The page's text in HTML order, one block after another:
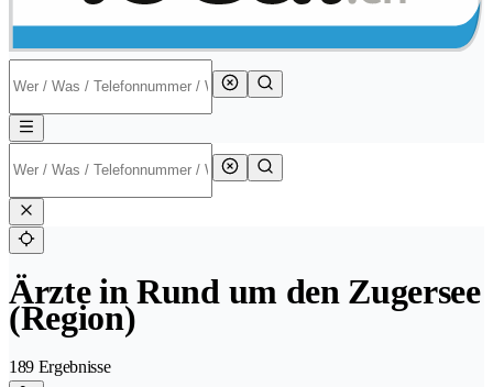
Ärzte in Rund um den Zugersee
(Region)
189 Ergebnisse